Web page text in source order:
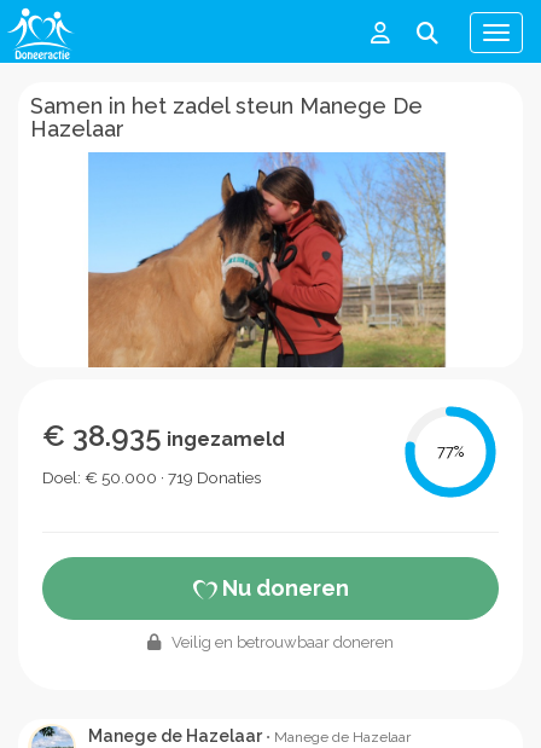
Menu
Samen in het zadel steun Manege De
Hazelaar
€ 38.935 ingezameld
Doel: € 50.000 · 719 Donaties
77%
Nu doneren
Veilig en betrouwbaar doneren
Manege de Hazelaar • Manege de Hazelaar